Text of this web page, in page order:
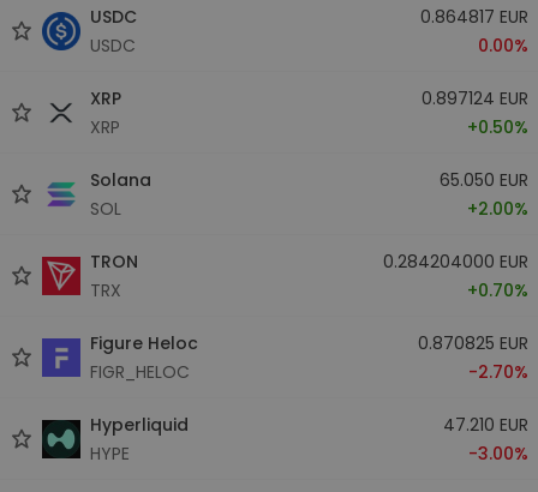
USDC
USDC
0.864817 EUR
0.00%
XRP
XRP
0.897124 EUR
+0.50%
Solana
SOL
65.050 EUR
+2.00%
TRON
TRX
0.284204000 EUR
+0.70%
Figure Heloc
FIGR_HELOC
0.870825 EUR
-2.70%
Hyperliquid
HYPE
47.210 EUR
-3.00%